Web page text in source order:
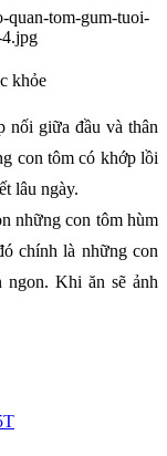
khỏe
nối giữa đầu và thân
con tôm có khớp lồi
lâu ngày.
những con tôm hùm
chính là những con
ngon. Khi ăn sẽ ảnh